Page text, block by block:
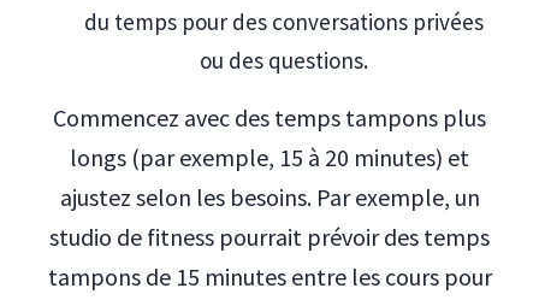
du temps pour des conversations privées
ou des questions.
Commencez avec des temps tampons plus
longs (par exemple, 15 à 20 minutes) et
ajustez selon les besoins. Par exemple, un
studio de fitness pourrait prévoir des temps
tampons de 15 minutes entre les cours pour